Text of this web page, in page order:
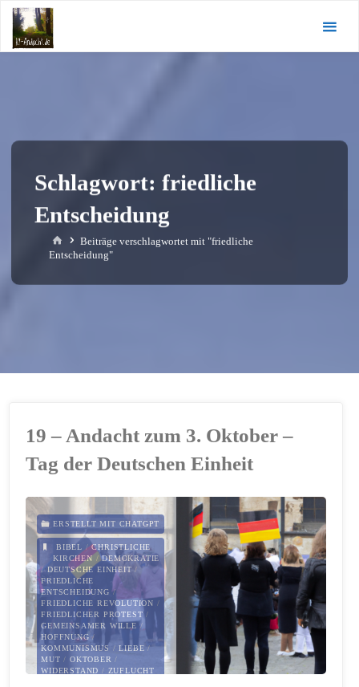
Zum
Inhalt
springen
Schlagwort:friedliche
Entscheidung
StartBeiträge verschlagwortet mit "friedliche
Entscheidung"
19 – Andacht zum 3. Oktober –
Tag der Deutschen Einheit
ERSTELLT MIT CHATGPT
BIBEL /CHRISTLICHE
KIRCHEN /DEMOKRATIE
/DEUTSCHE EINHEIT /
FRIEDLICHE
ENTSCHEIDUNG /
FRIEDLICHE REVOLUTION /
FRIEDLICHER PROTEST /
GEMEINSAMER WILLE /
HOFFNUNG /
KOMMUNISMUS /LIEBE /
MUT / OKTOBER /
WIDERSTAND / ZUFLUCHT